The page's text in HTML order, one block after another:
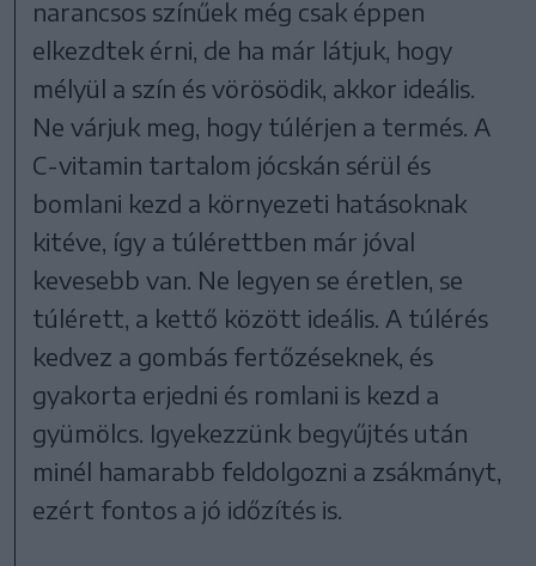
narancsos színűek még csak éppen
elkezdtek érni, de ha már látjuk, hogy
mélyül a szín és vörösödik, akkor ideális.
Ne várjuk meg, hogy túlérjen a termés. A
C-vitamin tartalom jócskán sérül és
bomlani kezd a környezeti hatásoknak
kitéve, így a túlérettben már jóval
kevesebb van. Ne legyen se éretlen, se
túlérett, a kettő között ideális. A túlérés
kedvez a gombás fertőzéseknek, és
gyakorta erjedni és romlani is kezd a
gyümölcs. Igyekezzünk begyűjtés után
minél hamarabb feldolgozni a zsákmányt,
ezért fontos a jó időzítés is.